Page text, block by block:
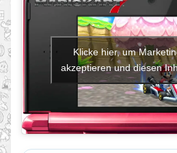
Klicke hier, um
akzeptieren und diesen